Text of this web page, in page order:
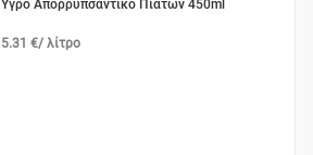
Υγρό Απορρυπσαντικό Πιάτων 450ml
5.31 €/ λίτρο